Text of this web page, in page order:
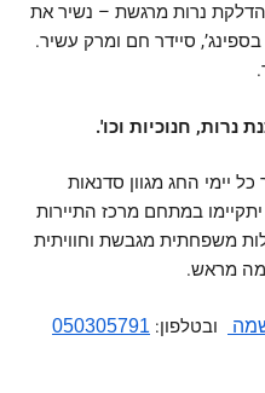
נרות מרגשת – נשיר את
סיידר חם ומרק עשיר.
נרות, חנוכיות וכו'.
יימי החג מגוון סדנאות
במתחם מרכז התיירות
פעילות משפחתית מגבשת וחוויתית
מראש.
ובטלפון: 050305791